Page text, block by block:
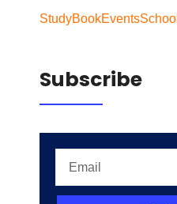
StudyBookEventsSchool
Subscribe